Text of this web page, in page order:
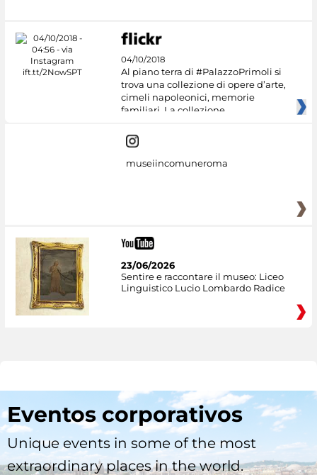
04/10/2018
Al piano terra di #PalazzoPrimoli si
trova una collezione di opere d’arte,
cimeli napoleonici, memorie
familiari. La collezione
museiincomuneroma
23/06/2026
Sentire e raccontare il museo: Liceo
Linguistico Lucio Lombardo Radice
Eventos corporativos
Unique events in some of the most
extraordinary places in the world.